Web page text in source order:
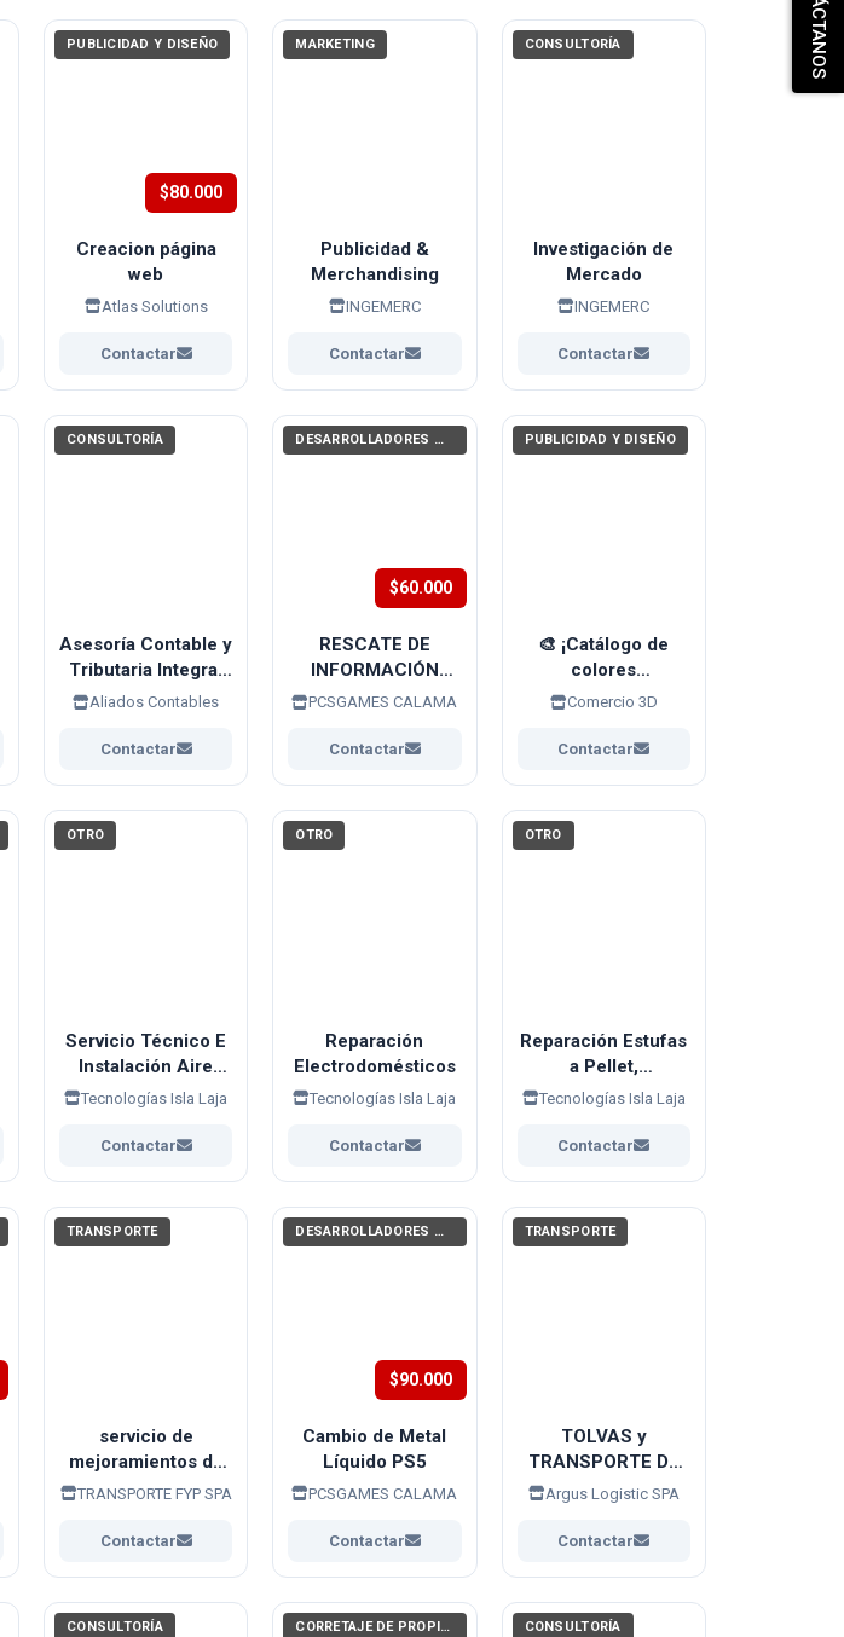
PUBLICIDAD Y DISEÑO
$80.000
Creacion página
web
Atlas Solutions
Contactar
MARKETING
Publicidad &
Merchandising
INGEMERC
Contactar
CONSULTORÍA
Investigación de
Mercado
INGEMERC
Contactar
CONSULTORÍA
Asesoría Contable y
Tributaria Integral
para
Profesionales.
Aliados Contables
Contactar
DESARROLLADORES WEB, APPS (PROGRAMACIÓN)
$60.000
RESCATE DE
INFORMACIÓN
DAÑADA O
PCSGAMES CALAMA
Contactar
PUBLICIDAD Y DISEÑO
🎨 ¡Catálogo de
colores
disponibles! 🎨
Comercio 3D
Contactar
OTRO
Servicio Técnico E
Instalación Aire
Acondicionado
Tecnologías Isla Laja
Contactar
OTRO
Reparación
Electrodomésticos
Tecnologías Isla Laja
Contactar
OTRO
Reparación Estufas
a Pellet,
Calefactores
Parafina
Tecnologías Isla Laja
Contactar
TRANSPORTE
servicio de
mejoramientos de
accesos, caminos ,
movimiento de
TRANSPORTE FYP SPA
Contactar
DESARROLLADORES WEB, APPS (PROGRAMACIÓN)
$90.000
Cambio de Metal
Líquido PS5
PCSGAMES CALAMA
Contactar
TRANSPORTE
TOLVAS y
TRANSPORTE DE
MAQUINARIAS
Argus Logistic SPA
Contactar
CONSULTORÍA CORRETAJE DE PROPIEDADES CONSULTORÍA